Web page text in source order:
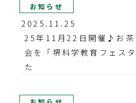
お知らせ
2025.11.25
25年11月22日開催♪お茶
会を「堺科学教育フェス
た